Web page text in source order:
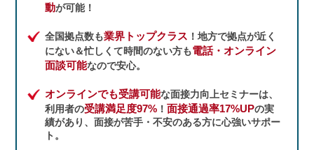
動が可能！
全国拠点数も業界トップクラス ！地方で拠点が近く
にない＆忙しくて時間のない方も電話・オンライン
面談可能なので安心。
オンラインでも受講可能な面接力向上セミナーは、
利用者の受講満足度97% ！面接通過率17%UPの実
績があり、面接が苦手・不安のある方に心強いサポー
ト。